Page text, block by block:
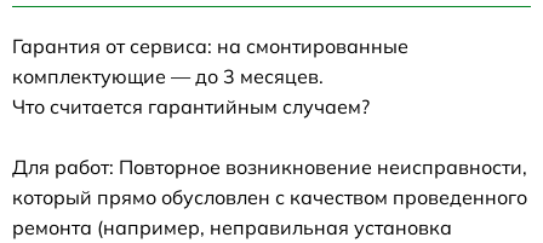
Гарантия от сервиса: на смонтированные
комплектующие — до 3 месяцев.
Что считается гарантийным случаем?
Для работ: Повторное возникновение неисправности,
который прямо обусловлен с качеством проведенного
ремонта (например, неправильная установка